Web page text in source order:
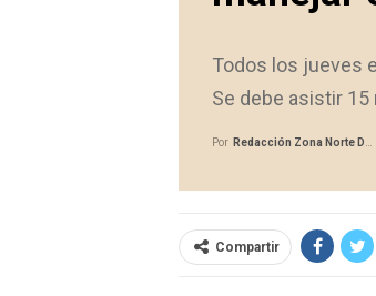
Todos los jueves
Se debe asistir
Por Redacción Zona Norte Daily
Compartir